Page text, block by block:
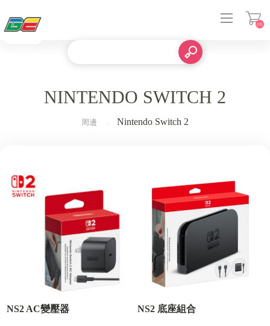
(0)
NINTENDO SWITCH 2
周邊 Nintendo Switch 2
NS2 AC變壓器 NS2 底座組合